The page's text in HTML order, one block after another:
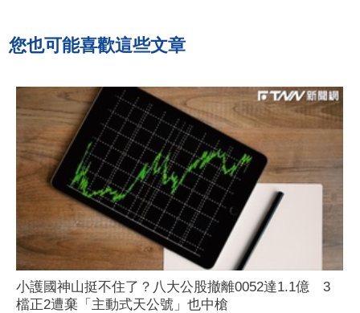
您也可能喜歡這些文章
小護國神山挺不住了？八大公股撤離0052達1.1億 3
檔正2遭棄「主動式天公號」也中槍